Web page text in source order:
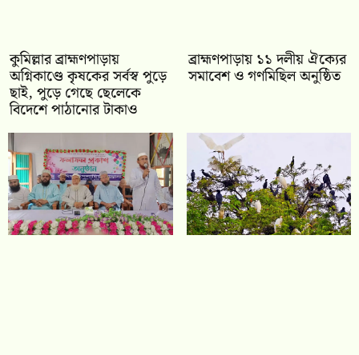
কুমিল্লার ব্রাহ্মণপাড়ায়
অগ্নিকাণ্ডে কৃষকের সর্বস্ব পুড়ে
ছাই, পুড়ে গেছে ছেলেকে
বিদেশে পাঠানোর টাকাও
‎ব্রাহ্মণপাড়ায় ১১ দলীয় ঐক্যের
সমাবেশ ও গণমিছিল অনুষ্ঠিত